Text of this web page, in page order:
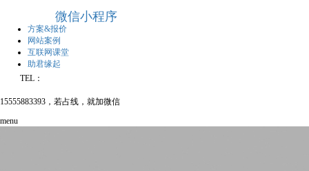
微信小程序
方案&报价
网站案例
互联网课堂
助君缘起
TEL：
15555883393，若占线，就加微信
menu